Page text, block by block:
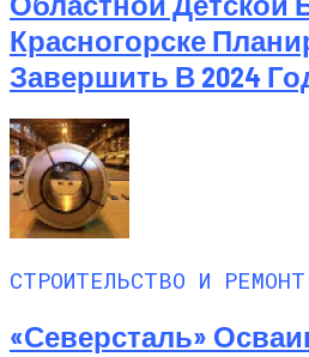
Красногорске
Завершить В 2024
СТРОИТЕЛЬСТВО И РЕМОНТ
«Северсталь»